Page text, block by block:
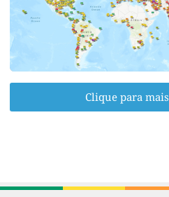
Clique para